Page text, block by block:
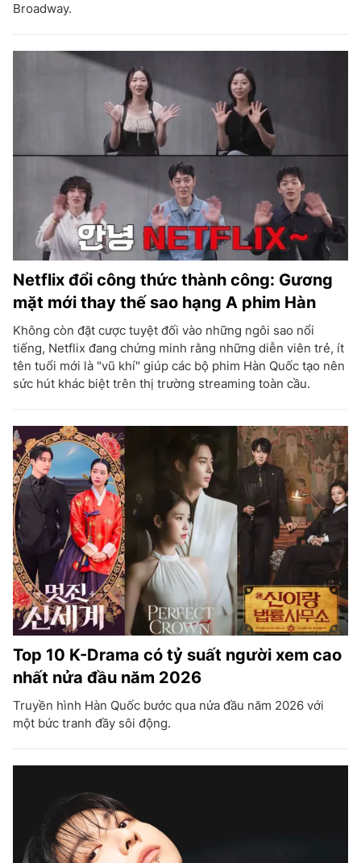
Broadway.
Netflix đổi công thức thành công: Gương
mặt mới thay thế sao hạng A phim Hàn
Không còn đặt cược tuyệt đối vào những ngôi sao nổi
tiếng, Netflix đang chứng minh rằng những diễn viên trẻ, ít
tên tuổi mới là "vũ khí" giúp các bộ phim Hàn Quốc tạo nên
sức hút khác biệt trên thị trường streaming toàn cầu.
Top 10 K-Drama có tỷ suất người xem cao
nhất nửa đầu năm 2026
Truyền hình Hàn Quốc bước qua nửa đầu năm 2026 với
một bức tranh đầy sôi động.